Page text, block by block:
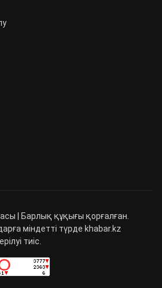
| Барлық құқығы қорғалған.
міндетті түрде khabar.kz
тиіс.